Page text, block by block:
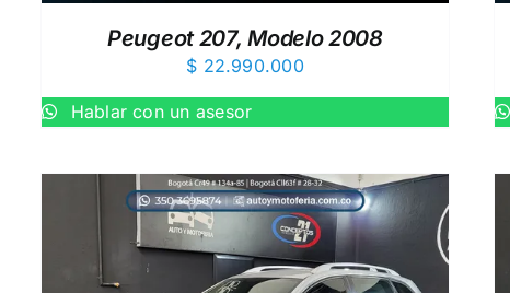
Peugeot 207, Modelo 2008
$ 22.990.000
Hablar con un asesor